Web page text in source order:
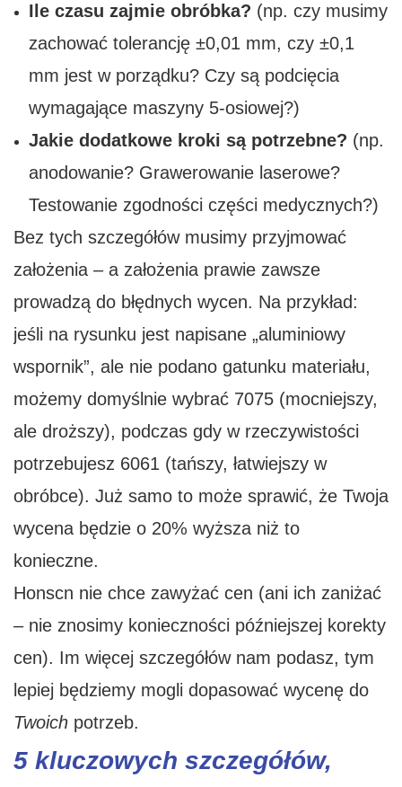
Ile czasu zajmie obróbka? (np. czy musimy
zachować tolerancję ±0,01 mm, czy ±0,1
mm jest w porządku? Czy są podcięcia
wymagające maszyny 5-osiowej?)
Jakie dodatkowe kroki są potrzebne? (np.
anodowanie? Grawerowanie laserowe?
Testowanie zgodności części medycznych?)
Bez tych szczegółów musimy przyjmować
założenia – a założenia prawie zawsze
prowadzą do błędnych wycen. Na przykład:
jeśli na rysunku jest napisane „aluminiowy
wspornik”, ale nie podano gatunku materiału,
możemy domyślnie wybrać 7075 (mocniejszy,
ale droższy), podczas gdy w rzeczywistości
potrzebujesz 6061 (tańszy, łatwiejszy w
obróbce). Już samo to może sprawić, że Twoja
wycena będzie o 20% wyższa niż to
konieczne.
Honscn nie chce zawyżać cen (ani ich zaniżać
– nie znosimy konieczności późniejszej korekty
cen). Im więcej szczegółów nam podasz, tym
lepiej będziemy mogli dopasować wycenę do
Twoich potrzeb.
5 kluczowych szczegółów,